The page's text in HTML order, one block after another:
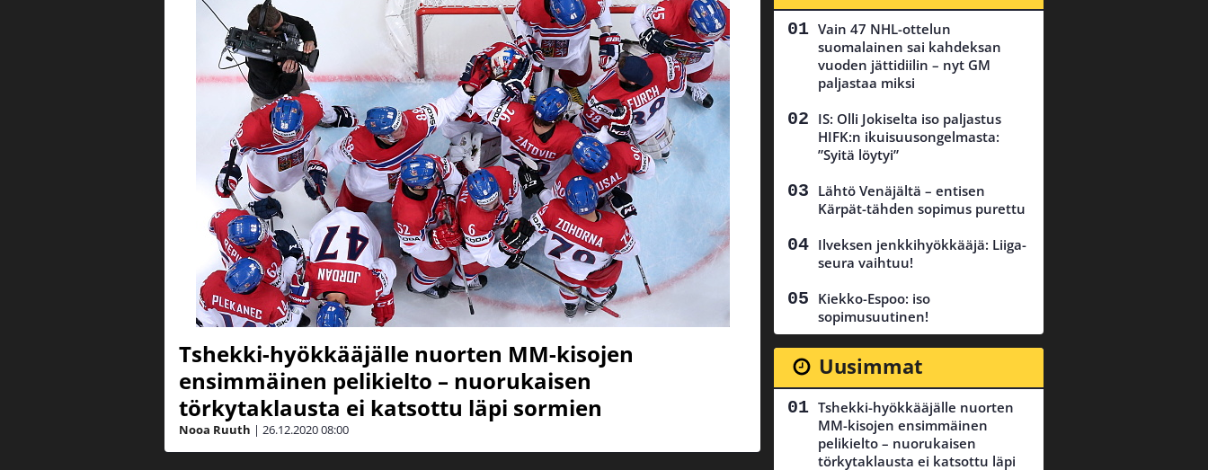
Tshekki-hyökkääjälle nuorten MM-kisojen
ensimmäinen pelikielto – nuorukaisen
törkytaklausta ei katsottu läpi sormien
Nooa Ruuth | 26.12.202008:00
Vain 47 NHL-ottelun
suomalainen sai kahdeksan
vuoden jättidiilin – nyt GM
paljastaa miksi
IS: Olli Jokiselta iso paljastus
HIFK:n ikuisuusongelmasta:
”Syitä löytyi”
Lähtö Venäjältä – entisen
Kärpät-tähden sopimus purettu
Ilveksen jenkkihyökkääjä: Liiga-
seura vaihtuu!
Kiekko-Espoo: iso
sopimusuutinen!
Uusimmat
Tshekki-hyökkääjälle nuorten
MM-kisojen ensimmäinen
pelikielto – nuorukaisen
törkytaklausta ei katsottu läpi